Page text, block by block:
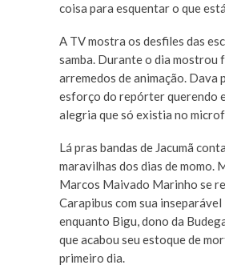
coisa para esquentar o que
A TV mostra os desfiles das
samba. Durante o dia mostrou
arremedos de animação. Dava
esforço do repórter querendo
alegria que só existia no
Lá pras bandas de Jacumã
maravilhas dos dias de momo.
Marcos Maivado Marinho se
Carapibus com sua inseparável
enquanto Bigu, dono da
que acabou seu estoque de
primeiro dia.